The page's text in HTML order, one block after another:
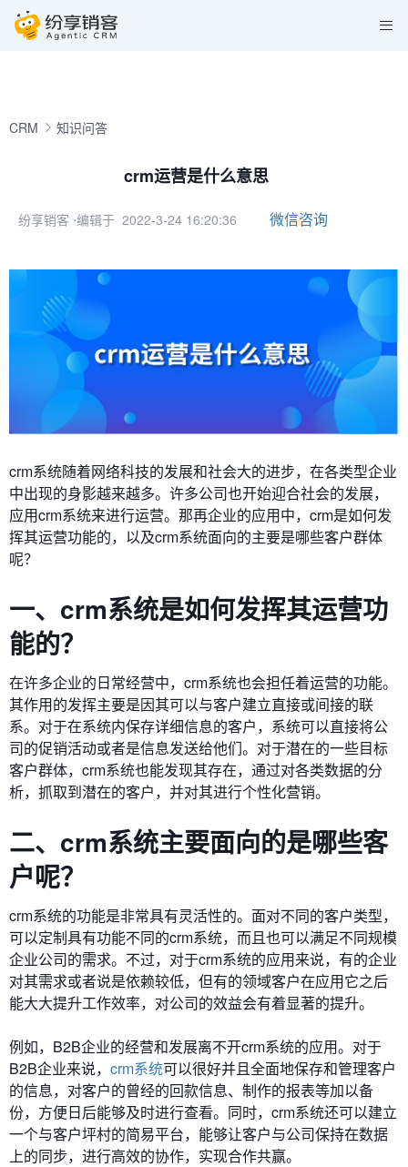
CRM 知识问答
crm运营是什么意思
纷享销客 ⋅编辑于 2022-3-24 16:20:36 微信咨询
crm系统随着网络科技的发展和社会大的进步，在各类型企业
中出现的身影越来越多。许多公司也开始迎合社会的发展，
应用crm系统来进行运营。那再企业的应用中，crm是如何发
挥其运营功能的，以及crm系统面向的主要是哪些客户群体
呢？
一、crm系统是如何发挥其运营功
能的？
在许多企业的日常经营中，crm系统也会担任着运营的功能。
其作用的发挥主要是因其可以与客户建立直接或间接的联
系。对于在系统内保存详细信息的客户，系统可以直接将公
司的促销活动或者是信息发送给他们。对于潜在的一些目标
客户群体，crm系统也能发现其存在，通过对各类数据的分
析，抓取到潜在的客户，并对其进行个性化营销。
二、crm系统主要面向的是哪些客
户呢？
crm系统的功能是非常具有灵活性的。面对不同的客户类型，
可以定制具有功能不同的crm系统，而且也可以满足不同规模
企业公司的需求。不过，对于crm系统的应用来说，有的企业
对其需求或者说是依赖较低，但有的领域客户在应用它之后
能大大提升工作效率，对公司的效益会有着显著的提升。
例如，B2B企业的经营和发展离不开crm系统的应用。对于
B2B企业来说， crm系统可以很好并且全面地保存和管理客户
的信息，对客户的曾经的回款信息、制作的报表等加以备
份，方便日后能够及时进行查看。同时，crm系统还可以建立
一个与客户坪村的简易平台，能够让客户与公司保持在数据
上的同步，进行高效的协作，实现合作共赢。